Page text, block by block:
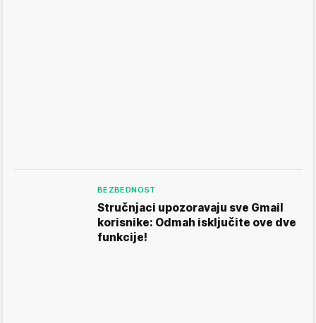
BEZBEDNOST
Stručnjaci upozoravaju sve Gmail
korisnike: Odmah isključite ove dve
funkcije!